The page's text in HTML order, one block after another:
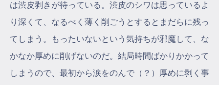
は渋皮剥きが待っている。渋皮のシワは思っているよ
り深くて、なるべく薄く削ごうとするとまだらに残っ
てしまう。もったいないという気持ちが邪魔して、な
かなか厚めに削げないのだ。結局時間ばかりかかって
しまうので、最初から涙をのんで（？）厚めに剥く事